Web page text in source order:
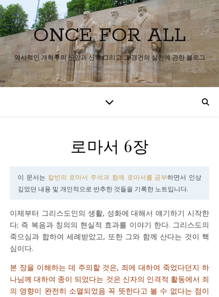
ONCE FOR ALL
역사적인 개혁주의 신앙과 신학 그리고 그 경건의 실천에 관한 블로그
로마서 6장
이 문서는 칼빈의 로마서 주석과 함께 로마서를 공부하면서 인상
깊었던 내용 및 개인적으로 반추한 것들을 기록한 노트입니다.
이제부터 그리스도인의 생활, 성화에 대해서 얘기하기 시작한
다; 즉 복음과 칭의의 현실적 효과를 이야기 한다. 그리스도의
죽으심과 합하여 세례받았고, 또한 그와 함께 산다는 것이 핵
심이다.
본 장을 이해하는 데 주의할 것은, 죄에 대하여 죽었다던지 하
나님께 대하여 종이 되었다는 것은 신자의 인격적 활동에서 죄
의 영향이 완전히 소멸되었음 꼭 뜻한다고 볼 수 없다는 점이